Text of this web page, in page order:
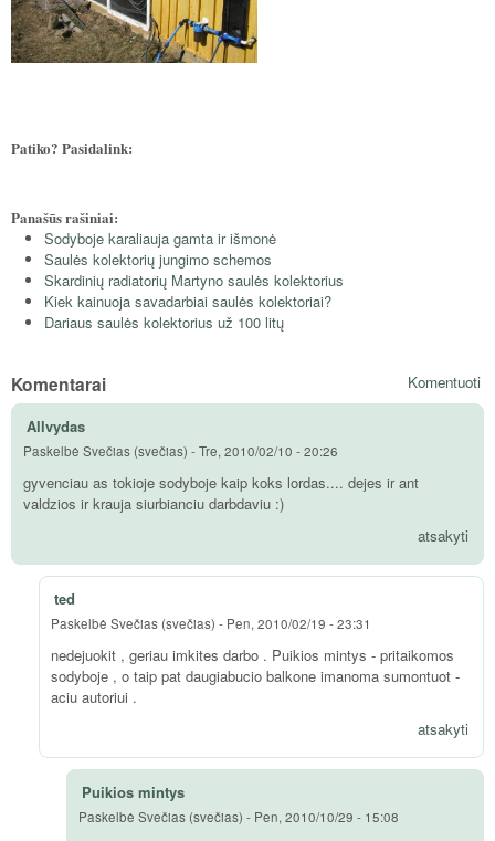
Patiko? Pasidalink:
Panašūs rašiniai:
Sodyboje karaliauja gamta ir išmonė
Saulės kolektorių jungimo schemos
Skardinių radiatorių Martyno saulės kolektorius
Kiek kainuoja savadarbiai saulės kolektoriai?
Dariaus saulės kolektorius už 100 litų
Komentuoti
Komentarai
Allvydas
Paskelbė Svečias (svečias) -Tre, 2010/02/10 - 20:26
gyvenciau as tokioje sodyboje kaip koks lordas.... dejes ir ant
valdzios ir krauja siurbianciu darbdaviu :)
atsakyti
ted
Paskelbė Svečias (svečias) - Pen, 2010/02/19 - 23:31
nedejuokit , geriau imkites darbo . Puikios mintys - pritaikomos
sodyboje , o taip pat daugiabucio balkone imanoma sumontuot -
aciu autoriui .
atsakyti
Puikios mintys
Paskelbė Svečias (svečias) - Pen, 2010/10/29 - 15:08